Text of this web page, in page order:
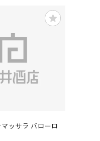
ッサラ バローロ